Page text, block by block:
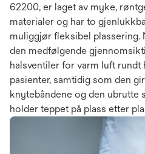
62200, er laget av myke,
materialer og har to
muliggjør fleksibel plassering.
den medfølgende
halsventiler for varm luft
pasienter, samtidig som den
knytebåndene og den ubrutte
holder teppet på plass etter